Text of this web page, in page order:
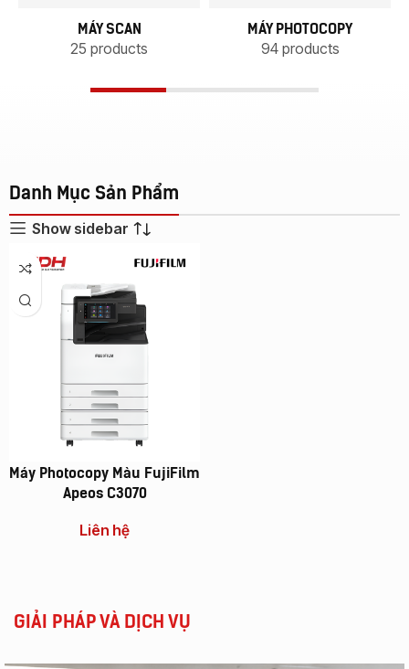
MÁY SCAN
25 products
MÁY PHOTOCOPY
94 products
Danh Mục Sản Phẩm
Show sidebar
Máy Photocopy Màu FujiFilm
Apeos C3070
Liên hệ
GIẢI PHÁP VÀ DỊCH VỤ